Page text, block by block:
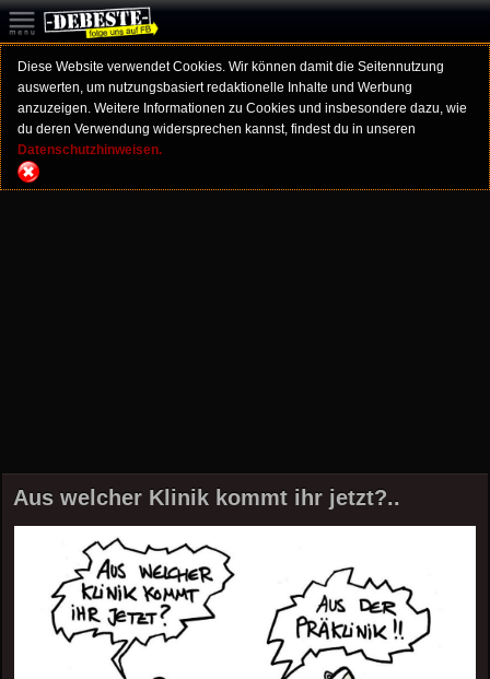
Diese Website verwendet Cookies. Wir können damit die Seitennutzung
auswerten, um nutzungsbasiert redaktionelle Inhalte und Werbung
anzuzeigen. Weitere Informationen zu Cookies und insbesondere dazu, wie
du deren Verwendung widersprechen kannst, findest du in unseren
Datenschutzhinweisen.
Aus welcher Klinik kommt ihr jetzt?..